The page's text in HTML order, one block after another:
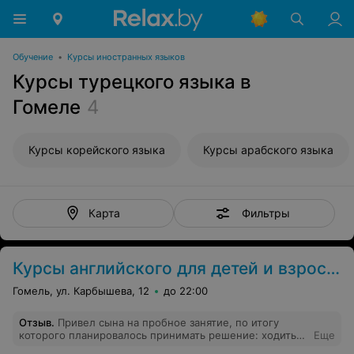
Обучение • Курсы иностранных языков
Курсы турецкого языка в
Гомеле 4
Курсы корейского языка Курсы арабского языка
Карта Фильтры
Курсы английского для детей и взрослых в Гомеле
Гомель, ул. Карбышева, 12 до 22:00
Отзыв. Привел сына на пробное занятие, по итогу
которого планировалось принимать решение: ходить
Еще